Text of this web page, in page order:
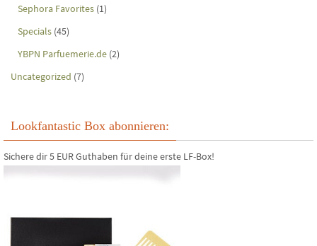
Sephora Favorites (1)
Specials (45)
YBPN Parfuemerie.de (2)
Uncategorized (7)
Lookfantastic Box abonnieren:
Sichere dir 5 EUR Guthaben für deine erste LF-Box!